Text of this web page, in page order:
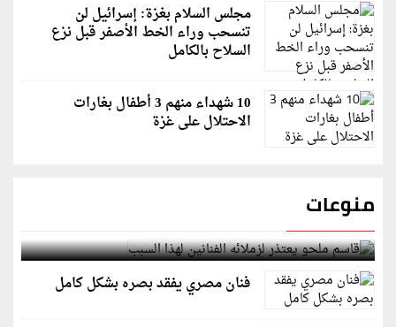
مجلس السلام بغزة: إسرائيل لن
تنسحب وراء الخط الأصفر قبل نزع
السلاح بالكامل
10 شهداء منهم 3 أطفال بغارات
الاحتلال على غزة
منوعات
قاسم ملحو يعتذر لزملائه الفنانين لهذا السبب
فنان مصري يفقد بصره بشكل كامل